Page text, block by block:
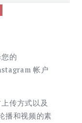
的
帐户
传方式以及
播和视频的素